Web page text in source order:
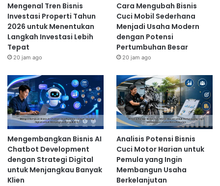
Mengenal Tren Bisnis
Investasi Properti Tahun
2026 untuk Menentukan
Langkah Investasi Lebih
Tepat
20 jam ago
Cara Mengubah Bisnis
Cuci Mobil Sederhana
Menjadi Usaha Modern
dengan Potensi
Pertumbuhan Besar
20 jam ago
Mengembangkan Bisnis AI
Chatbot Development
dengan Strategi Digital
untuk Menjangkau Banyak
Klien
Analisis Potensi Bisnis
Cuci Motor Harian untuk
Pemula yang Ingin
Membangun Usaha
Berkelanjutan